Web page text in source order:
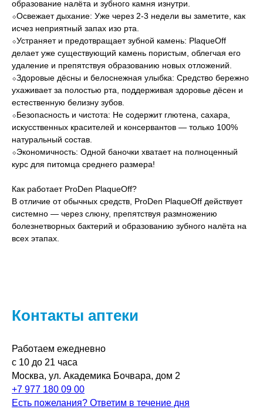
образование налёта и зубного камня изнутри.
⬦Освежает дыхание: Уже через 2-3 недели вы заметите, как
исчез неприятный запах изо рта.
⬦Устраняет и предотвращает зубной камень: PlaqueOff
делает уже существующий камень пористым, облегчая его
удаление и препятствуя образованию новых отложений.
⬦Здоровые дёсны и белоснежная улыбка: Средство бережно
ухаживает за полостью рта, поддерживая здоровье дёсен и
естественную белизну зубов.
⬦Безопасность и чистота: Не содержит глютена, сахара,
искусственных красителей и консервантов — только 100%
натуральный состав.
⬦Экономичность: Одной баночки хватает на полноценный
курс для питомца среднего размера!
Как работает ProDen PlaqueOff?
В отличие от обычных средств, ProDen PlaqueOff действует
системно — через слюну, препятствуя размножению
болезнетворных бактерий и образованию зубного налёта на
всех этапах.
Контакты аптеки
Работаем ежедневно
с 10 до 21 часа
Москва, ул. Академика Бочвара, дом 2
+7 977 180 09 00
Есть пожелания? Ответим в течение дня